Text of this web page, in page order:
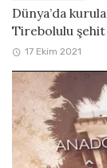
Dünya’da
Tirebolulu şehit
17 Ekim 2021